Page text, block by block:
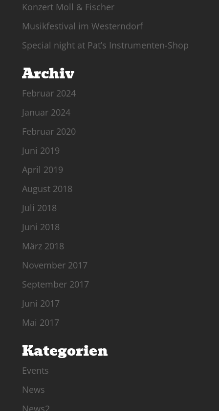
Konzert Moll & Fischer
Musikfestival im Westerndorf
Special night at Pat’s Instrumenten-Shop
Archiv
Februar 2024
Januar 2024
Februar 2020
Juni 2019
April 2019
August 2018
Juli 2018
Juni 2018
März 2018
November 2017
September 2017
Juni 2017
Mai 2017
Kategorien
Events
News
News2